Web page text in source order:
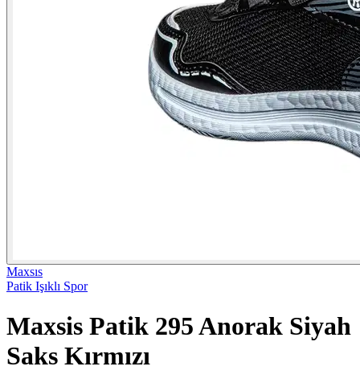
Maxsıs
Patik Işıklı Spor
Maxsis Patik 295 Anorak Siyah
Saks Kırmızı